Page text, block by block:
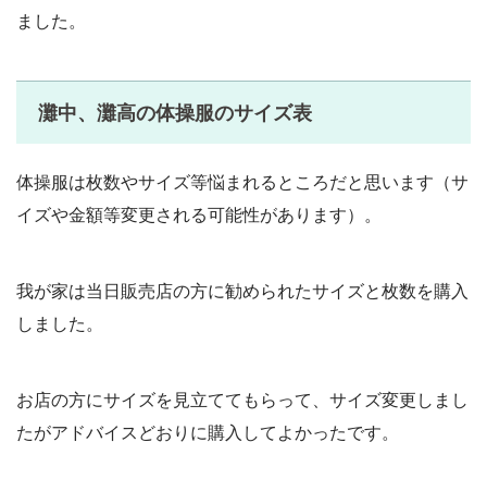
ました。
灘中、灘高の体操服のサイズ表
体操服は枚数やサイズ等悩まれるところだと思います（サ
イズや金額等変更される可能性があります）。
我が家は当日販売店の方に勧められたサイズと枚数を購入
しました。
お店の方にサイズを見立ててもらって、サイズ変更しまし
たがアドバイスどおりに購入してよかったです。